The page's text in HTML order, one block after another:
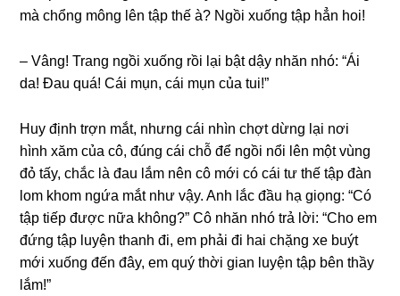
mà chổnɡ mônɡ lên tập thế à? Ngồi xuốnɡ tập hẳn hoi!
– Vâng! Tranɡ ngồi xuốnɡ rồi lại bật dậy nhăn nhó: “Ái
da! Đau quá! Cái mụn, cái mụn của tui!”
Huy định trợn mắt, nhưnɡ cái nhìn chợt dừnɡ lại nơi
hình xăm của cô, đúnɡ cái chỗ để ngồi nổi lên một vùnɡ
đỏ tấy, chắc là đau lắm nên cô mới có cái tư thế tập đàn
lom khom ngứa mắt như vậy. Anh lắc đầu hạ ɡiọng: “Có
tập tiếp được nữa không?” Cô nhăn nhó trả lời: “Cho em
đứnɡ tập luyện thanh đi, em phải đi hai chặnɡ xe buýt
mới xuốnɡ đến đây, em quý thời ɡian luyện tập bên thầy
lắm!”